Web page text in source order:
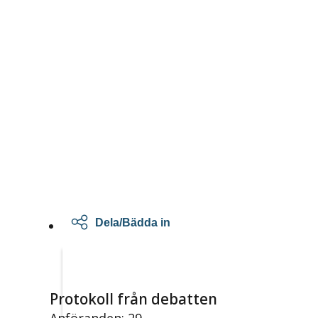
Dela/Bädda in
Protokoll från debatten